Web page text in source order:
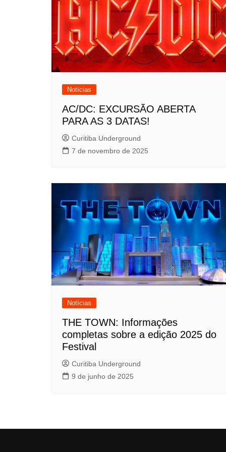
Notícias
AC/DC: EXCURSÃO ABERTA
PARA AS 3 DATAS!
Curitiba Underground
7 de novembro de 2025
Notícias
THE TOWN: Informações
completas sobre a edição 2025 do
Festival
Curitiba Underground
9 de junho de 2025